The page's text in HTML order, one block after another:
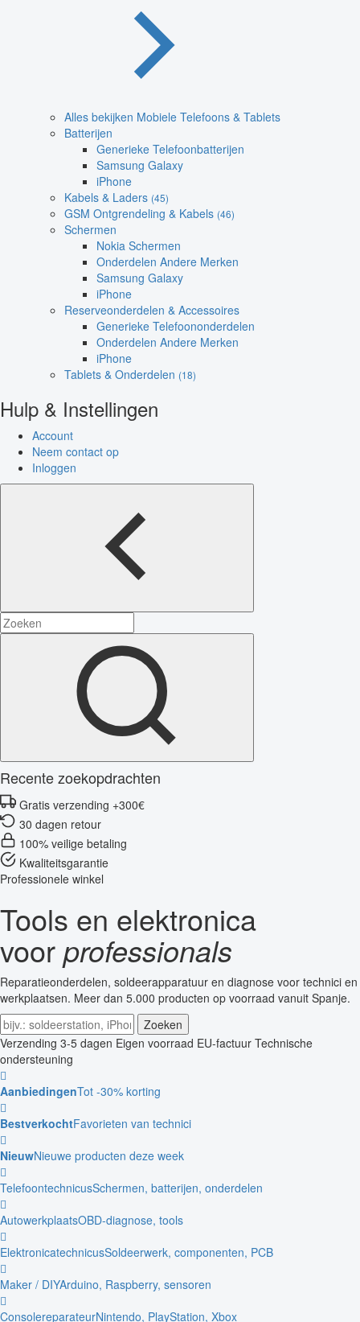
Alles bekijken Mobiele Telefoons & Tablets
Batterijen
Generieke Telefoonbatterijen
Samsung Galaxy
iPhone
Kabels & Laders (45)
GSM Ontgrendeling & Kabels (46)
Schermen
Nokia Schermen
Onderdelen Andere Merken
Samsung Galaxy
iPhone
Reserveonderdelen & Accessoires
Generieke Telefoononderdelen
Onderdelen Andere Merken
iPhone
Tablets & Onderdelen (18)
Hulp & Instellingen
Account
Neem contact op
Inloggen
Recente zoekopdrachten
Gratis verzending +300€
30 dagen retour
100% veilige betaling
Kwaliteitsgarantie
Professionele winkel
Tools en elektronica
voorprofessionals
Reparatieonderdelen, soldeerapparatuur en diagnose voor technici en
werkplaatsen. Meer dan 5.000 producten op voorraad vanuit Spanje.
Zoeken
Verzending 3-5 dagen Eigen voorraad EU-factuur Technische
ondersteuning
AanbiedingenTot -30% korting
BestverkochtFavorieten van technici
NieuwNieuwe producten deze week
TelefoontechnicusSchermen, batterijen, onderdelen
AutowerkplaatsOBD-diagnose, tools
ElektronicatechnicusSoldeerwerk, componenten, PCB
Maker / DIYArduino, Raspberry, sensoren
ConsolereparateurNintendo, PlayStation, Xbox